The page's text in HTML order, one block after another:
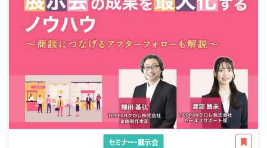
セミナー・展示会